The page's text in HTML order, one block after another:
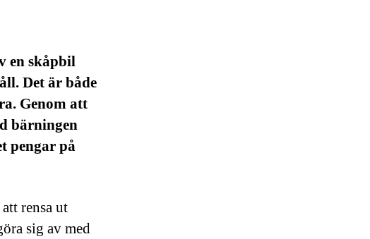
en skåpbil
Det är både
Genom att
bärningen
pengar på
rensa ut
sig av med